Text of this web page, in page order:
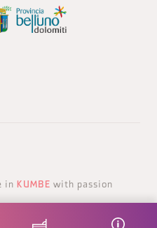
in KUMBE with passion